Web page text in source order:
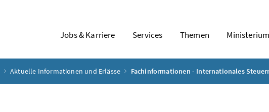
Jobs & Karriere Services Themen Ministerium
Aktuelle Informationen und Erlässe Fachinformationen - Internationales